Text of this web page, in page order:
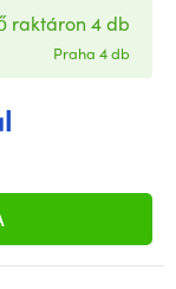
raktáron 4 db
Praha 4 db